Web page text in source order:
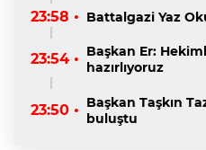
23:58 • Battalgazi Yaz
23:54 • Başkan Er:
hazırlıyoruz
23:50 • Başkan Taşkın
buluştu